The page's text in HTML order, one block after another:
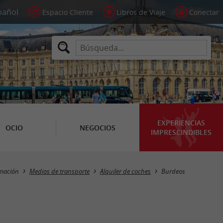
Espacio Cliente Libros de Viaje Conectar
OCIO NEGOCIOS
EXPERIENCIAS
IMPRESCINDIBLES
Masquer la carte
Medios de transporte Alquiler de coches Burdeos